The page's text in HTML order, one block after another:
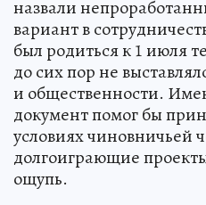
назвали
вариант в
был родиться к 1 июля
до сих пор не
и общественности.
документ помог бы
условиях чиновничьей
долгоиграющие
ощупь.